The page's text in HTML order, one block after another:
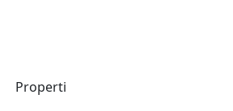
Properti